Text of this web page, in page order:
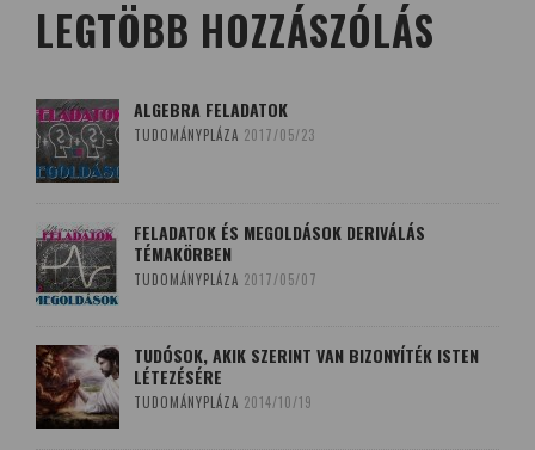
LEGTÖBB HOZZÁSZÓLÁS
ALGEBRA FELADATOK
TUDOMÁNYPLÁZA 2017/05/23
FELADATOK ÉS MEGOLDÁSOK DERIVÁLÁS
TÉMAKÖRBEN
TUDOMÁNYPLÁZA 2017/05/07
TUDÓSOK, AKIK SZERINT VAN BIZONYÍTÉK ISTEN
LÉTEZÉSÉRE
TUDOMÁNYPLÁZA 2014/10/19